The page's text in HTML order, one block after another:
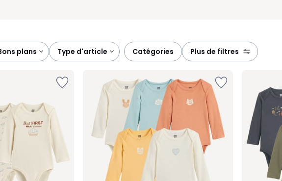
bons plans type d'article catégories plus de filtres